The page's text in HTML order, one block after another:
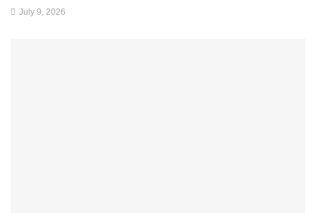
July 9, 2026